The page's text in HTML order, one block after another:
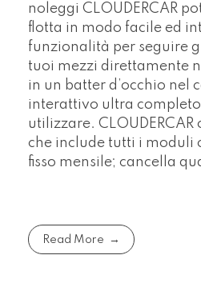
noleggi CLOUDERCAR
flotta in modo facile ed
funzionalità per seguire
tuoi mezzi direttamente
in un batter d’occhio nel
interattivo ultra completo
utilizzare.
che include tutti i moduli
fisso mensile; cancella
Read More